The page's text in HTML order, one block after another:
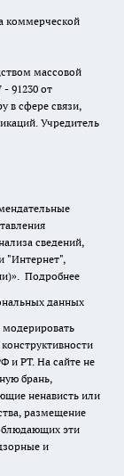
коммерческой
массовой
91230 от
в сфере связи,
Учредитель
сведений,
"Интернет",
Подробнее
данных
модерировать
и РТ. На сайте не
брань,
ненависть или
размещение
эти
и